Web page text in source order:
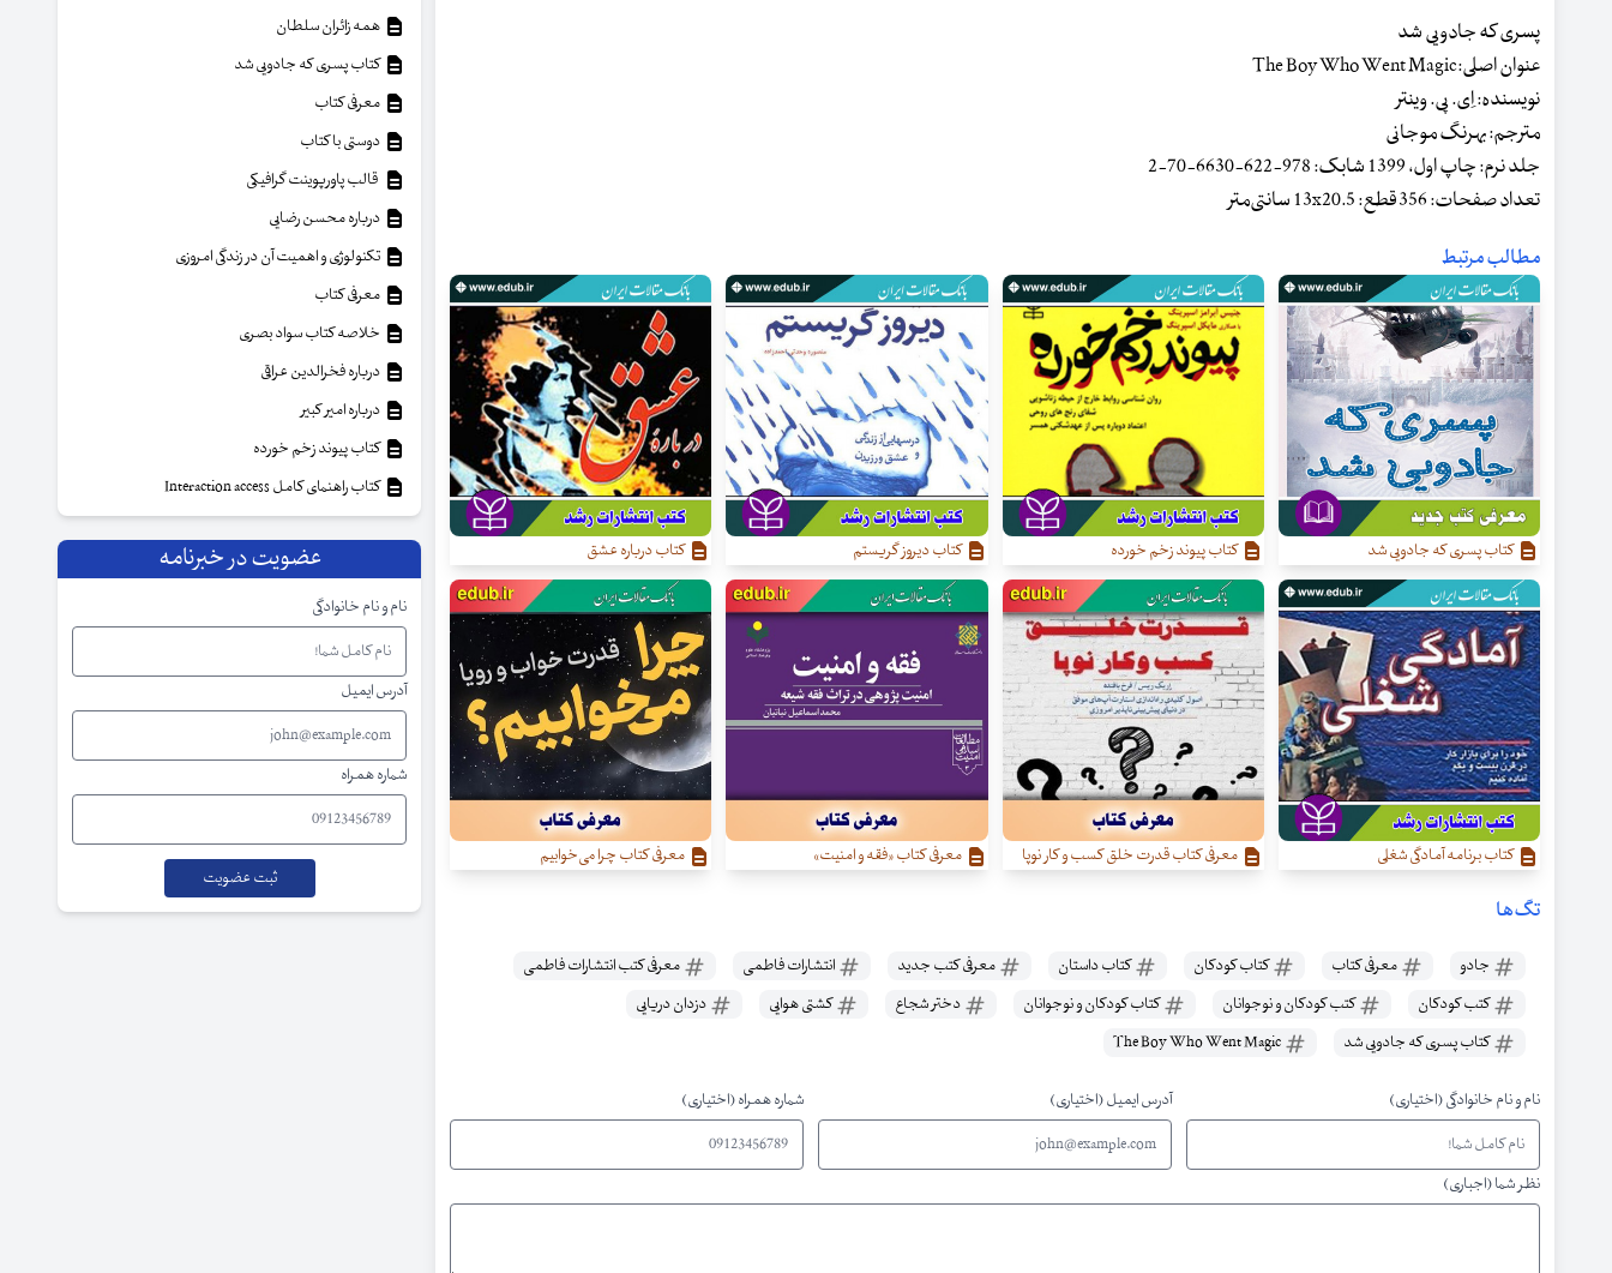
پسری که جادویی شد
عنوان اصلی:The Boy Who Went Magic
نویسنده: اِی. پی. وینتر
مترجم: بهرنگ موجانی
جلد نرم: چاپ اول، 1399 شابک: 978-622-6630-70-2
تعداد صفحات: 356 قطع: 13x20.5 سانتی‌متر
مطالب مرتبط
کتاب پسری که جادویی شد کتاب پیوند زخم خورده کتاب دیروز گریستم کتاب درباره عشق
کتاب برنامه آمادگی شغلی معرفی کتاب قدرت خلق کسب‌ و کار نوپا معرفی کتاب «فقه و امنیت» معرفی کتاب چرا می‌خوابیم
تگ‌ها
جادو معرفی کتاب کتاب کودکان کتاب داستان معرفی کتب جدید انتشارات فاطمی
معرفی کتب انتشارات فاطمی
کتب کودکان
کتب کودکان و نوجوانان کتاب کودکان و نوجوانان دختر شجاع کشتی هوایی
دزدان دریایی
کتاب پسری که جادویی شد
نام و نام خانوادگی (اختیاری) آدرس ایمیل (اختیاری) شماره همراه (اختیاری)
نظر شما (اجباری)
همه زائران سلطان
کتاب پسری که جادویی شد
معرفی کتاب
دوستی با کتاب
قالب پاورپوینت گرافیکی
درباره محسن رضایی
تکنولوژی و اهمیت آن در زندگی امروزی
معرفی کتاب
خلاصه کتاب سواد بصری
درباره فخرالدین عراقی
درباره امیر کبیر
کتاب پیوند زخم خورده
کتاب راهنمای کامل Interaction access
عضویت در خبرنامه
نام و نام خانوادگی
آدرس ایمیل
شماره همراه